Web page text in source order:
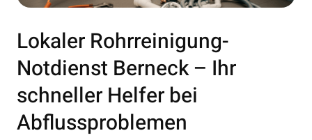
Lokaler Rohrreinigung-
Notdienst Berneck – Ihr
schneller Helfer bei
Abflussproblemen